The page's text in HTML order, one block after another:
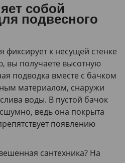
собой
подвесного
фиксирует к несущей стенке
вы получаете высотную
подводка вместе с бачком
материалом, снаружи
воды. В пустой бачок
ведь она покрыта
появлению
сантехника? На